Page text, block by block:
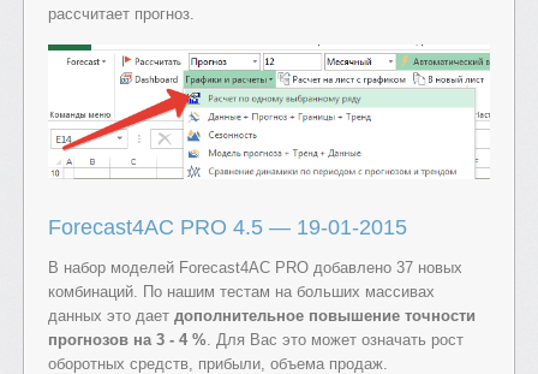
рассчитает прогноз.
Forecast4AC PRO 4.5 — 19-01-2015
В набор моделей Forecast4AC PRO добавлено 37 новых
комбинаций. По нашим тестам на больших массивах
данных это дает дополнительное повышение точности
прогнозов на 3 - 4 % . Для Вас это может означать рост
оборотных средств, прибыли, объема продаж.